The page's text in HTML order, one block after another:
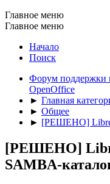
Главное меню
Главное меню
Начало
Поиск
Форум поддержки
OpenOffice
► Главная
► Общее
► [РЕШЕНО]
[РЕШЕНО]
SAMBA-